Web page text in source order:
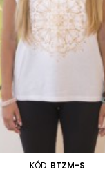
KÓD: BTZM-S